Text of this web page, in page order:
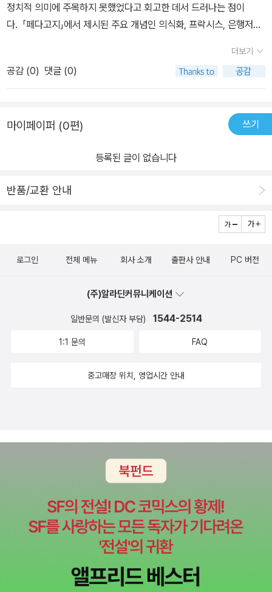
정치적 의미에 주목하지 못했었다고 회고한 데서 드러나는 점이
다. 「페다고지」에서 제시된 주요 개념인 의식화, 프락시스, 은행저축
서도 등장하며 다시 강조되었다. 「페다고지」에서부터 등장하는 이 개
념들은 프레이리 사상의 기본 골자라고 생각해도 될 듯하다. 개인적
으로 보기에, 이 책에서 중점을 두고 봐야 할 부분은 (제목에서부터
실 새로운 것이 아니라 「페다고지」에서 설명한 내용에서부터 자연스
자로 하여금 다양한 방법을 통해 ‘침묵의 문화’를 유지하도록 한다고
의 이면에는 특정한 전제가 깔려야만 한다. 지식은 절대적인 것이며,
제가 바로 그것이다. 프레이리가 보기에 이는 일종의 신화다. 그렇기
정해진 지식을 가르치는 시점에 이미 침묵의 문화 형성에 기여하게
유지에 기여한다는 것이기에 정치적으로 중립적일 수 없다. 이러한
이유로 프레이리는 교육은 정치적일 수 밖에 없으며, 교사는 학생들
질 수 밖에 없다고 보았다. 우리나라에서 교사는 자신의 정치적 성향
견해는 매우 이질적이라고 할 수 있다. 교육이 정치적이라는 것은 부
고 역사적 과정에 참여할 것을 강조한다. 왜냐하면 억압자와 피억압
자간의 변증법적 과정에 의해 문화가 형성되고 변화하기 때문이다.
이 문화가 곧 지식이 된다. 지식은 대화 속에서 구성되고 변화하기 때
문에 교육을 통해 자신의 목소리를 내는 방법을 알려주어야 하는 것
이다. 우리나라 교육계는 점진적이지만 조금씩 바뀌어가고 있다. 당
장의 효과는 미미하지만, 교사 중심에서 학습자 중심으로 옮겨가는
교육과정의 흐름은 결코 부정적이지만은 않다고 할 수 있다. 또한 수
업 방식이 구성주의적 영향으로 인해 일방적인 강의식에서 직접 의미
더보기
공감 (0) 댓글 (0)
마이페이퍼 (0편) 쓰기
등록된 글이 없습니다
반품/교환 안내
로그인 전체 메뉴 회사 소개 출판사 안내 PC 버전
(주)알라딘커뮤니케이션
일반문의 (발신자 부담) 1544-2514
1:1 문의 FAQ
중고매장 위치, 영업시간 안내